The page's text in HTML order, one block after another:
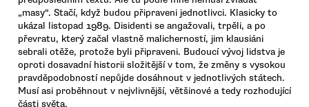
„masy“. Stačí, když budou připraveni jednotlivci. Klasicky to
ukázal listopad 1989. Disidenti se angažovali, trpěli, a po
převratu, který začal vlastně malicherností, jim klausiáni
sebrali otěže, protože byli připraveni. Budoucí vývoj lidstva je
oproti dosavadní historii složitější v tom, že změny s vysokou
pravděpodobností nepůjde dosáhnout v jednotlivých státech.
Musí asi proběhnout v nejvlivnější, většinové a tedy rozhodující
části světa.